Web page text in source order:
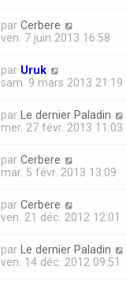
par Cerbere
ven. 7 juin 2013 16:58
par Uruk
sam. 9 mars 2013 21:19
par
Le dernier Paladin
mer. 27 févr. 2013 11:03
par Cerbere
mar. 5 févr. 2013 13:09
par Cerbere
ven. 21 déc. 2012 12:01
par
Le dernier Paladin
ven. 14 déc. 2012 09:51